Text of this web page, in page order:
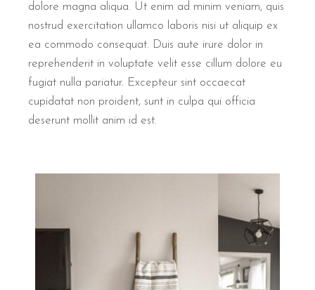
dolore magna aliqua. Ut enim ad minim veniam, quis
nostrud exercitation ullamco laboris nisi ut aliquip ex
ea commodo consequat. Duis aute irure dolor in
reprehenderit in voluptate velit esse cillum dolore eu
fugiat nulla pariatur. Excepteur sint occaecat
cupidatat non proident, sunt in culpa qui officia
deserunt mollit anim id est.